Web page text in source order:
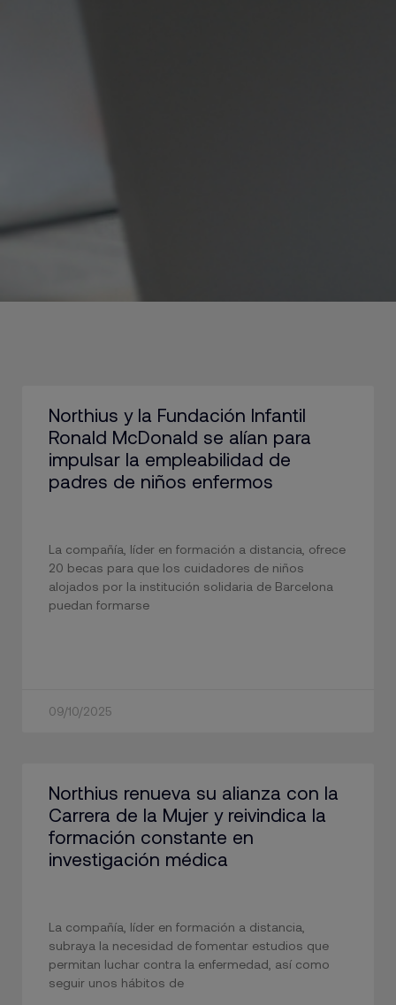
Northius y la Fundación Infantil
Ronald McDonald se alían para
impulsar la empleabilidad de
padres de niños enfermos
La compañía, líder en formación a distancia, ofrece
20 becas para que los cuidadores de niños
alojados por la institución solidaria de Barcelona
puedan formarse
09/10/2025
Northius renueva su alianza con la
Carrera de la Mujer y reivindica la
formación constante en
investigación médica
La compañía, líder en formación a distancia,
subraya la necesidad de fomentar estudios que
permitan luchar contra la enfermedad, así como
seguir unos hábitos de